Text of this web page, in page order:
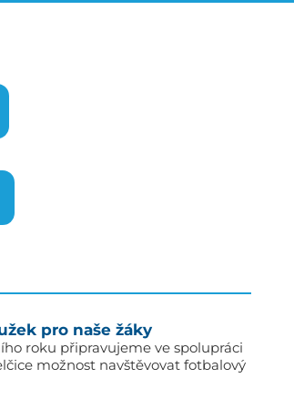
pro naše žáky
roku připravujeme ve spolupráci
možnost navštěvovat fotbalový